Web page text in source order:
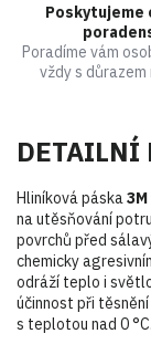
Poskytujeme
Poradíme vám
vždy s důrazem
DETAILNÍ
Hliníková páska
na utěsňování
povrchů před
chemicky
odráží teplo i
účinnost při
s teplotou nad 0 °C.